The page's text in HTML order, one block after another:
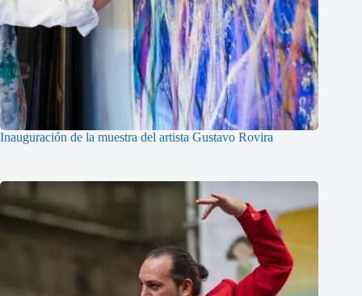
Inauguración de la muestra del artista Gustavo Rovira